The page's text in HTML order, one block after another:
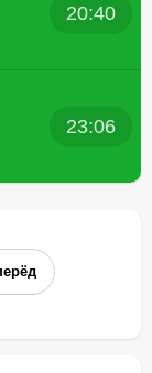
20:40
23:06